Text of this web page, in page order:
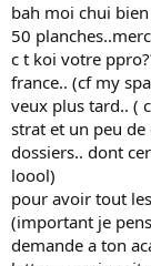
bah moi chui
50
c t koi votre
france.. (cf my
veux plus tard.. (
strat et un peu
dossiers.. dont
loool)
pour avoir tout
(important je
demande a ton